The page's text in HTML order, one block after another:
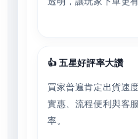
👍 五星好評率大讚
買家普遍肯定出貨速
實惠、流程便利與客
率。